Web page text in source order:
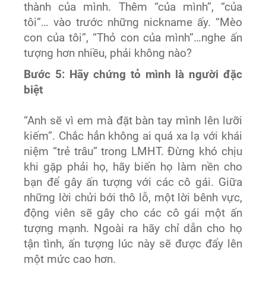
thành của mình. Thêm “của mình”, “của
tôi”… vào trước những nickname ấy. “Mèo
con của tôi”, “Thỏ con của mình”…nghe ấn
tượng hơn nhiều, phải không nào?
Bước 5: Hãy chứng tỏ mình là người đặc
biệt
“Anh sẽ vì em mà đặt bàn tay mình lên lưỡi
kiếm”. Chắc hẳn không ai quá xa lạ với khái
niệm “trẻ trâu” trong LMHT. Đừng khó chịu
khi gặp phải họ, hãy biến họ làm nền cho
bạn để gây ấn tượng với các cô gái. Giữa
những lời chửi bới thô lỗ, một lời bênh vực,
động viên sẽ gây cho các cô gái một ấn
tượng mạnh. Ngoài ra hãy chỉ dẫn cho họ
tận tình, ấn tượng lúc này sẽ được đẩy lên
một mức cao hơn.